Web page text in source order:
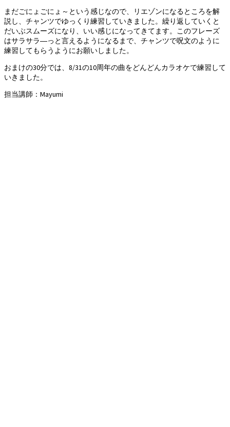
まだごにょごにょ～という感じなので、リエゾンになるところを解
説し、チャンツでゆっくり練習していきました。繰り返していくと
だいぶスムーズになり、いい感じになってきてます。このフレーズ
はサラサラ―っと言えるようになるまで、チャンツで呪文のように
練習してもらうようにお願いしました。
おまけの30分では、8/31の10周年の曲をどんどんカラオケで練習して
いきました。
担当講師：Mayumi